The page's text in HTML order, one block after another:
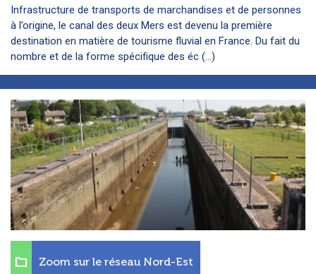
Infrastructure de transports de marchandises et de personnes
à l’origine, le canal des deux Mers est devenu la première
destination en matière de tourisme fluvial en France. Du fait du
nombre et de la forme spécifique des éc (...)
Zoom sur le réseau Nord-Est